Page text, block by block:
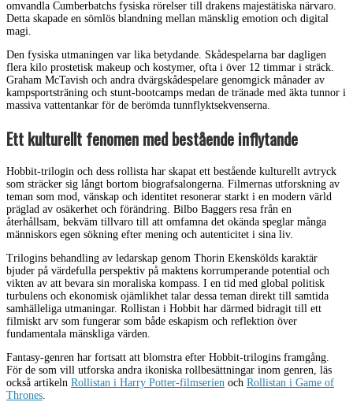
omvandla Cumberbatchs fysiska rörelser till drakens majestätiska närvaro.
Detta skapade en sömlös blandning mellan mänsklig emotion och digital
magi.
Den fysiska utmaningen var lika betydande. Skådespelarna bar dagligen
flera kilo prostetisk makeup och kostymer, ofta i över 12 timmar i sträck.
Graham McTavish och andra dvärgskådespelare genomgick månader av
kampsportsträning och stunt-bootcamps medan de tränade med äkta tunnor i
massiva vattentankar för de berömda tunnflyktsekvenserna.
Ett kulturellt fenomen med bestående inflytande
Hobbit-trilogin och dess rollista har skapat ett bestående kulturellt avtryck
som sträcker sig långt bortom biografsalongerna. Filmernas utforskning av
teman som mod, vänskap och identitet resonerar starkt i en modern värld
präglad av osäkerhet och förändring. Bilbo Baggers resa från en
återhållsam, bekväm tillvaro till att omfamna det okända speglar många
människors egen sökning efter mening och autenticitet i sina liv.
Trilogins behandling av ledarskap genom Thorin Ekenskölds karaktär
bjuder på värdefulla perspektiv på maktens korrumperande potential och
vikten av att bevara sin moraliska kompass. I en tid med global politisk
turbulens och ekonomisk ojämlikhet talar dessa teman direkt till samtida
samhälleliga utmaningar. Rollistan i Hobbit har därmed bidragit till ett
filmiskt arv som fungerar som både eskapism och reflektion över
fundamentala mänskliga värden.
Fantasy-genren har fortsatt att blomstra efter Hobbit-trilogins framgång.
För de som vill utforska andra ikoniska rollbesättningar inom genren, läs
också artikeln Rollistan i Harry Potter-filmserien och Rollistan i Game of
Thrones